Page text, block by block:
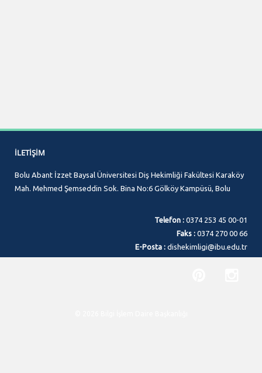
İLETIŞIM
Bolu Abant İzzet Baysal Üniversitesi Diş Hekimliği Fakültesi Karaköy
Mah. Mehmed Şemseddin Sok. Bina No:6 Gölköy Kampüsü, Bolu
Telefon : 0374 253 45 00-01
Faks : 0374 270 00 66
E-Posta : dishekimligi@ibu.edu.tr